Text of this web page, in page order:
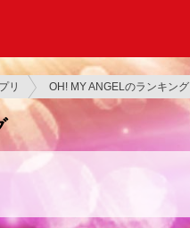
リ OH! MY ANGELのランキング